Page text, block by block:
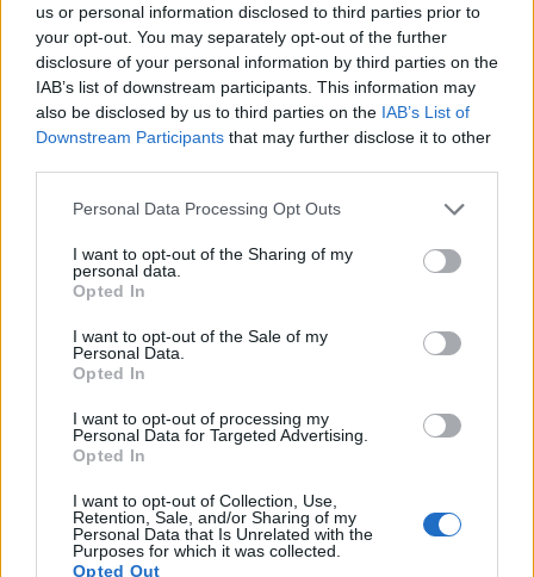
us or personal information disclosed to third parties prior to
your opt-out. You may separately opt-out of the further
disclosure of your personal information by third parties on the
IAB’s list of downstream participants. This information may
also be disclosed by us to third parties on the IAB’s List of
Downstream Participants that may further disclose it to other
Please note that this website/app uses one or more Google
not limited to your visit or usage behaviour. You may click to
grant or deny consent to Google and its third-party tags to
use your data for below specified purposes in below Google
consent section.
Personal Data Processing Opt Outs
I want to opt-out of the Sharing of my
personal data.
Opted In
I want to opt-out of the Sale of my
Personal Data.
Opted In
I want to opt-out of processing my
Personal Data for Targeted Advertising.
Opted In
I want to opt-out of Collection, Use,
Retention, Sale, and/or Sharing of my
Personal Data that Is Unrelated with the
Purposes for which it was collected.
Opted Out
Vrijeme do proizvodnje: Drveću uzgojenom iz
sjemena obično je potrebno 8-10+ godina da počne
proizvoditi plodove, dok kalemljene sadnice mogu
početi proizvoditi za 4-6 godina. Uzmite u obzir ovaj
vremenski okvir prilikom odlučivanja koju metodu
koristiti.
Sezonski zahtjevi za njegu
stabala oraha
Pravilna njega tokom cijele vegetacijske sezone je
neophodna za zdrava stabla oraha i obilne urode.
stabla napredovala.
Proljetna njega (mart-maj)
Gnojidba: Nanesite uravnoteženo gnojivo (10-
10-10) u rano proljeće kada počne rast.